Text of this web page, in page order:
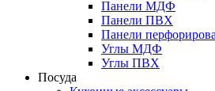
Панели МДФ
Панели ПВХ
Панели
Углы МДФ
Углы ПВХ
Посуда